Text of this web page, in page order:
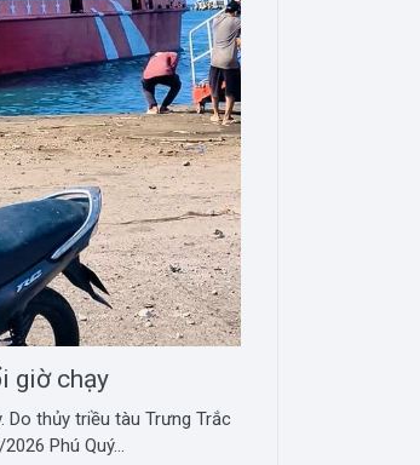
giờ chạy
Do thủy triều tàu Trưng Trắc
Phú Quý...